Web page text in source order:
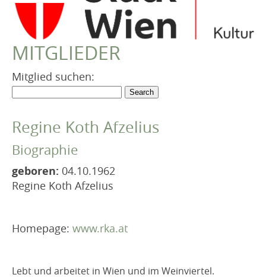
MITGLIEDER
VEREIN
Robert Musil Gedenkraum
TERMINARCHIV
TEXTE
MITGLIEDER
Mitglied suchen:
Regine Koth Afzelius
Biographie
geboren: 04.10.1962
Regine Koth Afzelius
Homepage: www.rka.at
Lebt und arbeitet in Wien und im Weinviertel.